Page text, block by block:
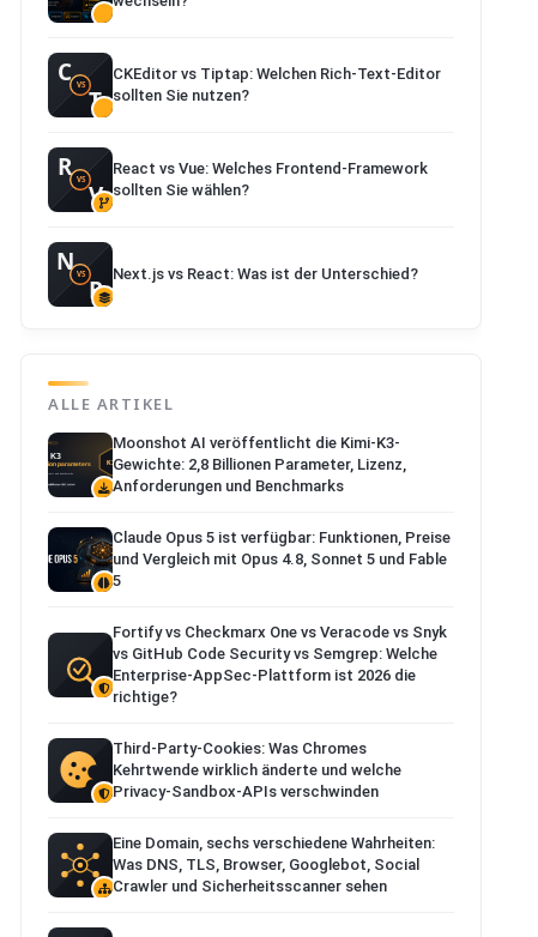
CKEditor vs Tiptap: Welchen Rich-Text-Editor
sollten Sie nutzen?
React vs Vue: Welches Frontend-Framework
sollten Sie wählen?
Next.js vs React: Was ist der Unterschied?
ALLE ARTIKEL
Moonshot AI veröffentlicht die Kimi-K3-
Gewichte: 2,8 Billionen Parameter, Lizenz,
Anforderungen und Benchmarks
Claude Opus 5 ist verfügbar: Funktionen, Preise
und Vergleich mit Opus 4.8, Sonnet 5 und Fable
5
Fortify vs Checkmarx One vs Veracode vs Snyk
vs GitHub Code Security vs Semgrep: Welche
Enterprise-AppSec-Plattform ist 2026 die
richtige?
Third-Party-Cookies: Was Chromes
Kehrtwende wirklich änderte und welche
Privacy-Sandbox-APIs verschwinden
Eine Domain, sechs verschiedene Wahrheiten:
Was DNS, TLS, Browser, Googlebot, Social
Crawler und Sicherheitsscanner sehen